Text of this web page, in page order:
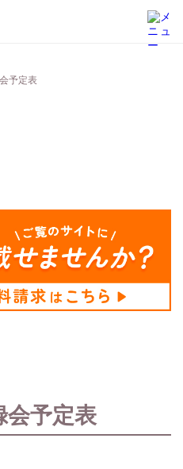
予定表
会予定表